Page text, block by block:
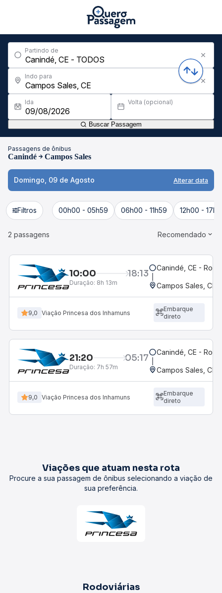
Partindo de
Indo para
Ida Volta (opcional)
Buscar Passagem
Passagens de ônibus
Canindé Campos Sales
Domingo, 09 de Agosto Alterar data
Filtros 00h00 - 05h59 06h00 - 11h59 12h00 -
2 passagens Recomendado
10:00 18:13
Duração: 8h 13m
Canindé, CE -
Campos Sales, CE
9,0 Viação Princesa dos Inhamuns
Embarque
direto
21:20 05:17
Duração: 7h 57m
Canindé, CE -
Campos Sales, CE
9,0 Viação Princesa dos Inhamuns
Embarque
direto
Viações que atuam nesta rota
Procure a sua passagem de ônibus selecionando a viação de
sua preferência.
Rodoviárias